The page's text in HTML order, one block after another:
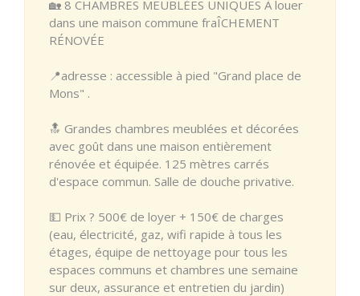
🏡 8 CHAMBRES MEUBLÉES UNIQUES À louer
dans une maison commune fraÎCHEMENT
RÉNOVÉE
📍adresse : accessible à pied "Grand place de
Mons" .
🔝 Grandes chambres meublées et décorées
avec goût dans une maison entièrement
rénovée et équipée. 125 mètres carrés
d'espace commun. Salle de douche privative.
💵 Prix ? 500€ de loyer + 150€ de charges
(eau, électricité, gaz, wifi rapide à tous les
étages, équipe de nettoyage pour tous les
espaces communs et chambres une semaine
sur deux, assurance et entretien du jardin)